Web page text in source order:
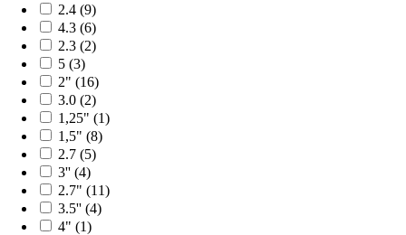
2.4 (9)
4.3 (6)
2.3 (2)
5 (3)
2" (16)
3.0 (2)
1,25" (1)
1,5" (8)
2.7 (5)
3'' (4)
2.7" (11)
3.5'' (4)
4" (1)